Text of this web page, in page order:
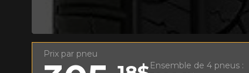
Prix par pneu
Ensemble de 4 pneus :
Votre véhicule